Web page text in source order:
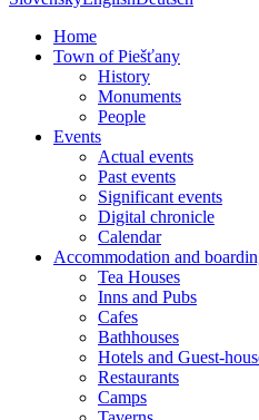
Home
Town of Piešťany
History
Monuments
People
Events
Actual events
Past events
Significant events
Digital chronicle
Calendar
Accommodation and
Tea Houses
Inns and Pubs
Cafes
Bathhouses
Hotels and Guest-
Restaurants
Camps